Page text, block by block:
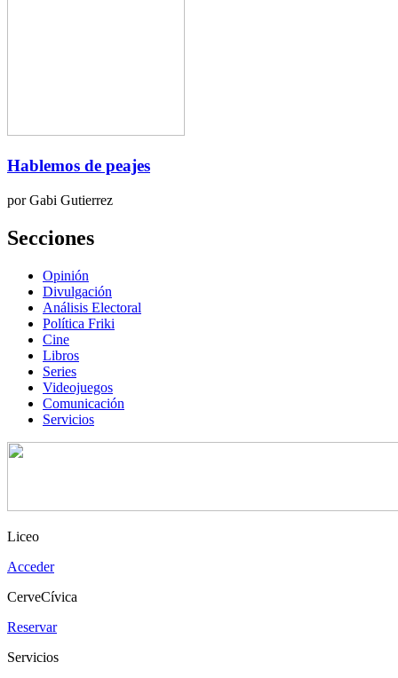
Hablemos de peajes
por Gabi Gutierrez
Secciones
Opinión
Divulgación
Análisis Electoral
Política Friki
Cine
Libros
Series
Videojuegos
Comunicación
Servicios
Liceo
Acceder
CerveCívica
Reservar
Servicios